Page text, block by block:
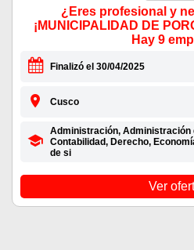
¿Eres profesional y
¡MUNICIPALIDAD DE
Hay 9
Finalizó el 30/04/2025
Cusco
Administración,
Contabilidad, Derecho,
de si
Ver